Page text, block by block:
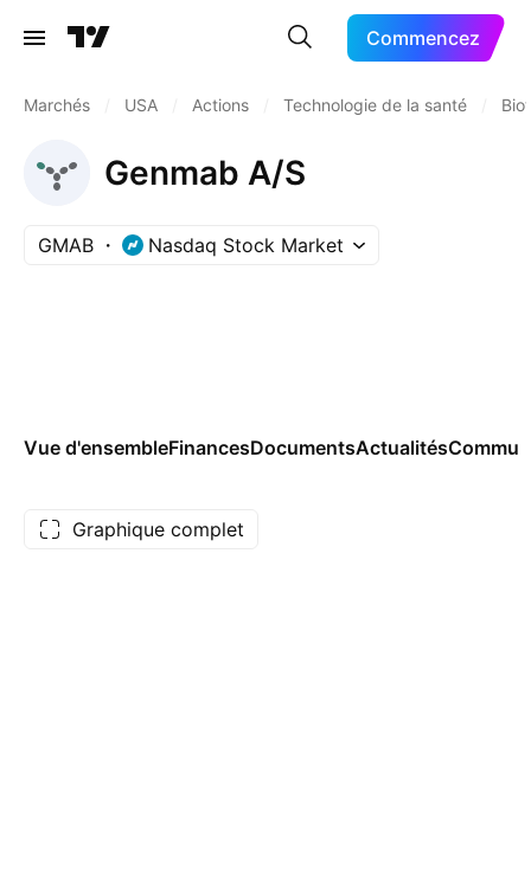
Commencez
Marchés USA Actions Technologie de la santé
Genmab A/S
GMAB Nasdaq Stock Market
Vue d'ensembleFinancesDocumentsActualités
Graphique complet